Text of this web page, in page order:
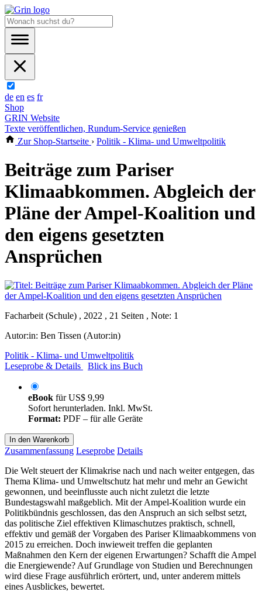
de en es fr
Shop
GRIN Website
Texte veröffentlichen, Rundum-Service genießen
Zur Shop-Startseite › Politik - Klima- und Umweltpolitik
Beiträge zum Pariser
Klimaabkommen. Abgleich der
Pläne der Ampel-Koalition und
den eigens gesetzten
Ansprüchen
Facharbeit (Schule) , 2022 , 21 Seiten , Note: 1
Autor:in: Ben Tissen (Autor:in)
Politik - Klima- und Umweltpolitik
Leseprobe & Details
Blick ins Buch
eBook fürUS$ 9,99
Sofort herunterladen. Inkl. MwSt.
Format: PDF – für alle Geräte
In den Warenkorb
Zusammenfassung Leseprobe Details
Die Welt steuert der Klimakrise nach und nach weiter entgegen, das
Thema Klima- und Umweltschutz hat mehr und mehr an Gewicht
gewonnen, und beeinflusste auch nicht zuletzt die letzte
Bundestagswahl maßgeblich. Mit der Ampel-Koalition wurde ein
Politikbündnis geschlossen, das den Anspruch an sich selbst setzt,
das politische Ziel effektiven Klimaschutzes praktisch, schnell,
effektiv und gemäß der Vorgaben des Pariser Klimaabkommens von
2015 zu erreichen. Doch inwieweit treffen die geplanten
Maßnahmen den Kern der eigenen Erwartungen? Schafft die Ampel
die Energiewende? Auf Grundlage von Studien und Berechnungen
wird diese Frage ausführlich erörtert, und, unter anderem mittels
eines Ausblickes, bewertet.